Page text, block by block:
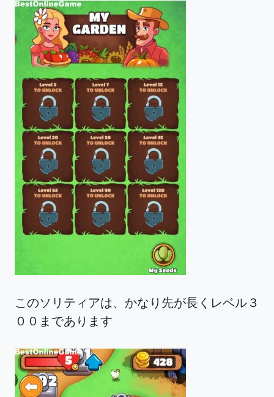
このソリティアは、かなり先が長くレベル３
００まであります